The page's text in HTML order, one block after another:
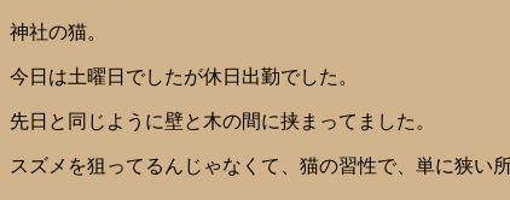
神社の猫。
今日は土曜日でしたが休日出勤でした。
先日と同じように壁と木の間に挟まってました。
スズメを狙ってるんじゃなくて、猫の習性で、単に狭い